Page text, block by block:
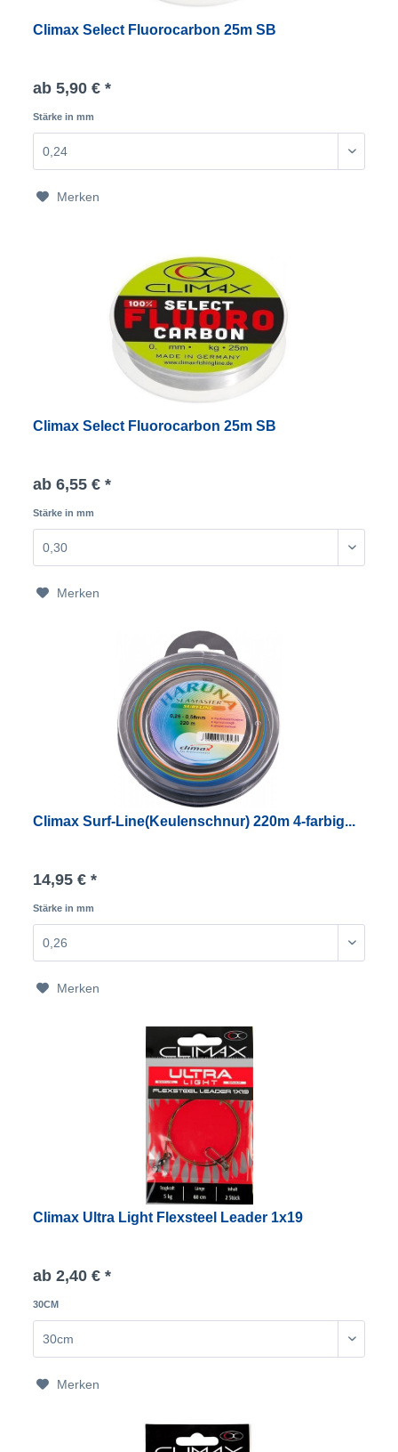
Climax Select Fluorocarbon 25m SB
ab 5,90 € *
Stärke in mm
Merken
Climax Select Fluorocarbon 25m SB
ab 6,55 € *
Stärke in mm
Merken
Climax Surf-Line(Keulenschnur) 220m 4-farbig...
14,95 € *
Stärke in mm
Merken
Climax Ultra Light Flexsteel Leader 1x19
ab 2,40 € *
30CM
Merken